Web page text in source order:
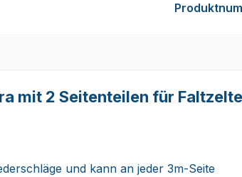
mit 2 Seitenteilen für
und kann an jeder 3m-Seite